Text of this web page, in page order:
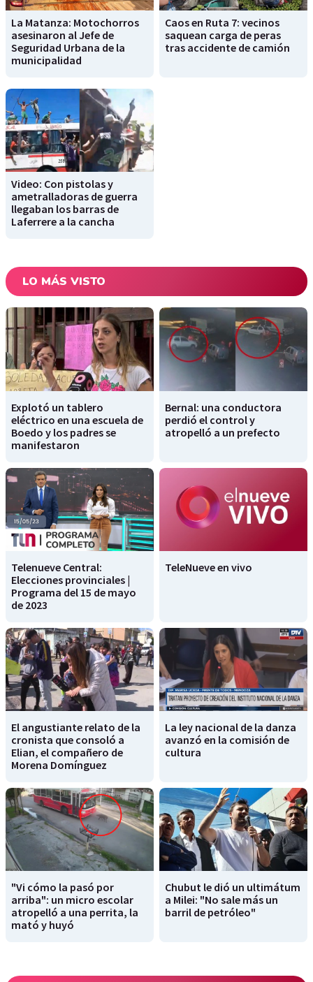
La Matanza: Motochorros
asesinaron al Jefe de
Seguridad Urbana de la
municipalidad
Caos en Ruta 7: vecinos
saquean carga de peras
tras accidente de camión
Video: Con pistolas y
ametralladoras de guerra
llegaban los barras de
Laferrere a la cancha
LO MÁS VISTO
Explotó un tablero
eléctrico en una escuela de
Boedo y los padres se
manifestaron
Bernal: una conductora
perdió el control y
atropelló a un prefecto
Telenueve Central:
Elecciones provinciales |
Programa del 15 de mayo
de 2023
TeleNueve en vivo
El angustiante relato de la
cronista que consoló a
Elian, el compañero de
Morena Domínguez
La ley nacional de la danza
avanzó en la comisión de
cultura
"Vi cómo la pasó por
arriba": un micro escolar
atropelló a una perrita, la
mató y huyó
Chubut le dió un ultimátum
a Milei: "No sale más un
barril de petróleo"